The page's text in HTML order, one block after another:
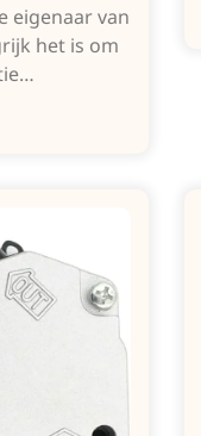
eigenaar van
het is om